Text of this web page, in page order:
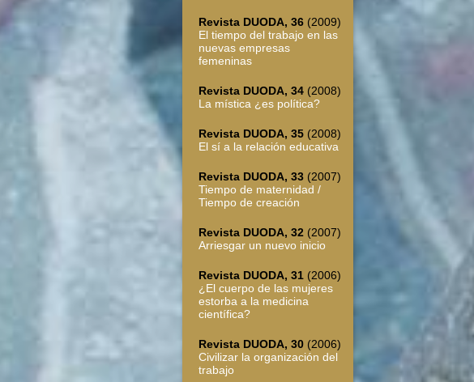
Revista DUODA, 36 (2009)
El tiempo del trabajo en las
nuevas empresas
femeninas
Revista DUODA, 34 (2008)
La mística ¿es política?
Revista DUODA, 35 (2008)
El sí a la relación educativa
Revista DUODA, 33 (2007)
Tiempo de maternidad /
Tiempo de creación
Revista DUODA, 32 (2007)
Arriesgar un nuevo inicio
Revista DUODA, 31 (2006)
¿El cuerpo de las mujeres
estorba a la medicina
científica?
Revista DUODA, 30 (2006)
Civilizar la organización del
trabajo